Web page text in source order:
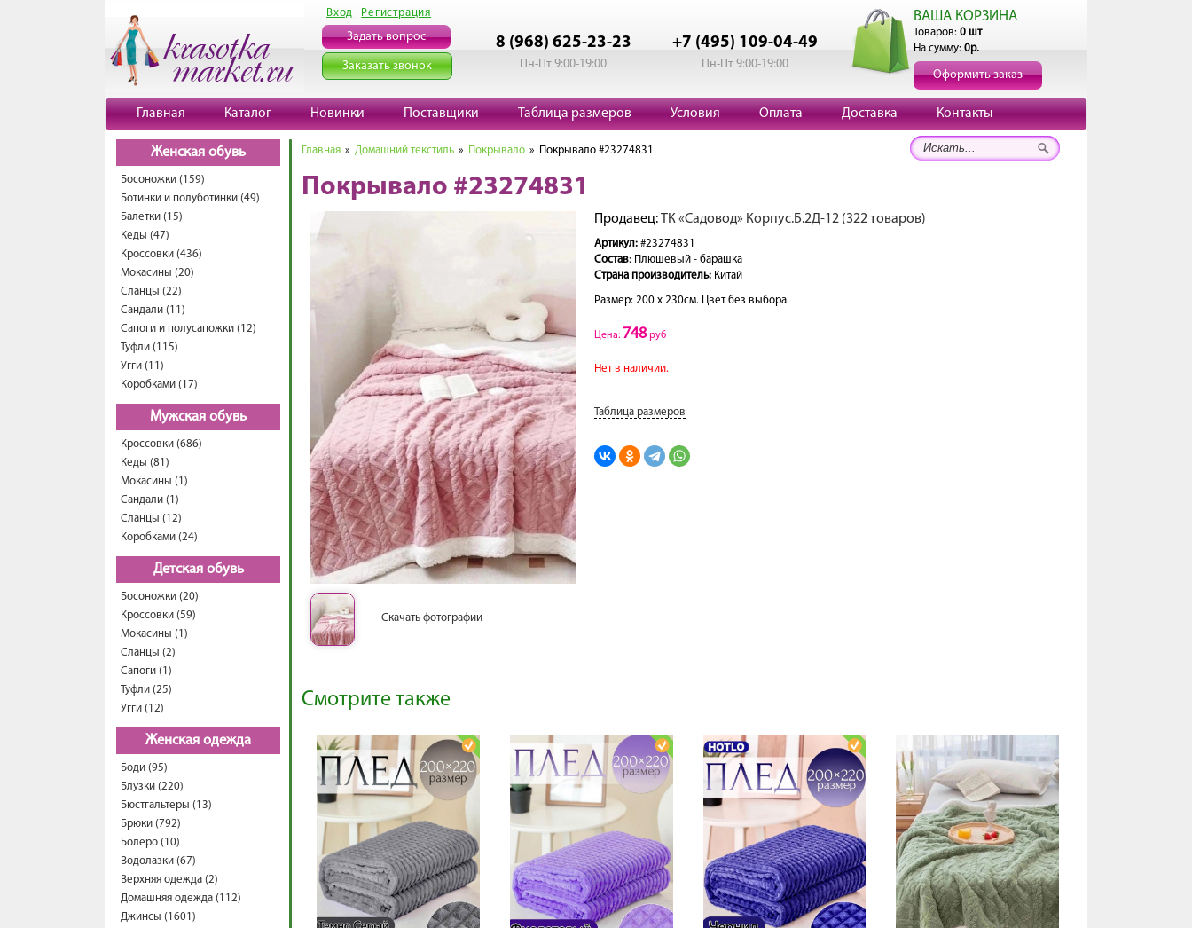
Вход Регистрация
Задать вопрос
Заказать звонок
8 (968) 625-23-23
Пн-Пт 9:00-19:00
+7 (495) 109-04-49
Пн-Пт 9:00-19:00
ВАША КОРЗИНА
Товаров: 0 шт
На сумму: 0р.
Оформить заказ
Главная Каталог Новинки Поставщики Таблица размеров Условия Оплата Доставка Контакты
Женская обувь
Босоножки (159)
Ботинки и полуботинки (49)
Балетки (15)
Кеды (47)
Кроссовки (436)
Мокасины (20)
Сланцы (22)
Сандали (11)
Сапоги и полусапожки (12)
Туфли (115)
Угги (11)
Коробками (17)
Мужская обувь
Кроссовки (686)
Кеды (81)
Мокасины (1)
Сандали (1)
Сланцы (12)
Коробками (24)
Детская обувь
Босоножки (20)
Кроссовки (59)
Мокасины (1)
Сланцы (2)
Сапоги (1)
Туфли (25)
Угги (12)
Женская одежда
Боди (95)
Блузки (220)
Бюстгальтеры (13)
Брюки (792)
Болеро (10)
Водолазки (67)
Верхняя одежда (2)
Домашняя одежда (112)
Джинсы (1601)
Главная » Домашний текстиль » Покрывало » Покрывало #23274831
Покрывало #23274831
Скачать фотографии
Продавец:ТК «Садовод» Корпус.Б.2Д-12 (322 товаров)
Артикул: #23274831
Состав: Плюшевый - барашка
Страна производитель: Китай
Размер: 200 х 230см. Цвет без выбора
Цена: 748руб
Нет в наличии.
Таблица размеров
Смотрите также